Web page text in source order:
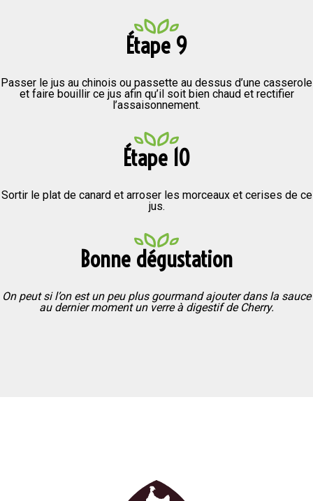
Étape 9
Passer le jus au chinois ou passette au dessus d’une casserole
et faire bouillir ce jus afin qu’il soit bien chaud et rectifier
l’assaisonnement.
Étape 10
Sortir le plat de canard et arroser les morceaux et cerises de ce
jus.
Bonne dégustation
On peut si l’on est un peu plus gourmand ajouter dans la sauce
au dernier moment un verre à digestif de Cherry.